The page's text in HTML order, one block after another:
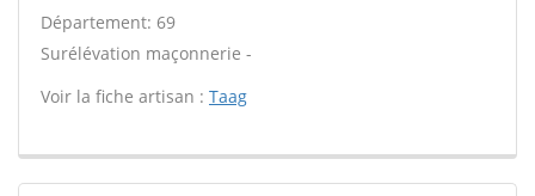
Département: 69
Surélévation maçonnerie -
Voir la fiche artisan : Taag